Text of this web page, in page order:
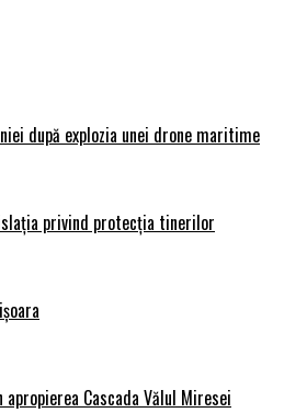
după explozia unei drone maritime
privind protecția tinerilor
Cascada Vălul Miresei